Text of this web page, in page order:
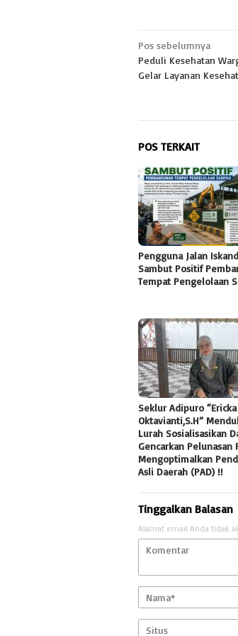
Navigasi
pos
Pos sebelumnya
Peduli Kesehatan
Gelar Layanan
POS TERKAIT
Pengguna Jalan
Sambut Positif
Tempat Pengelolaan
Seklur Adipuro “Ericka
Oktavianti,S.H”
Lurah Sosialisasikan
Gencarkan Pelunasan
Mengoptimalkan
Asli Daerah (PAD) !!
Tinggalkan Balasan
Alamat email Anda tidak